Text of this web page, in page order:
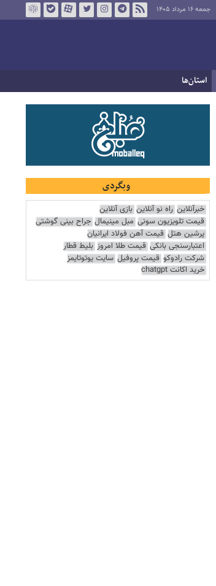
جمعه ۱۶ مرداد ۱۴۰۵
استان‌ها
وبگردی
خبرآنلاین راه نو آنلاین بازی آنلاین
قیمت تلویزیون سونی مبل مینیمال جراح بینی گوشتی
پرشین هتل قیمت آهن فولاد ایرانیان
اعتبارسنجی بانکی قیمت طلا امروز بلیط قطار
شرکت رادوکو قیمت پروفیل سایت یوتوتایمز
خرید اکانت chatgpt